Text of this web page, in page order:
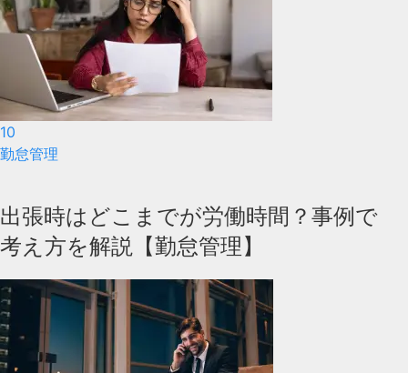
10
勤怠管理
出張時はどこまでが労働時間？事例で
考え方を解説【勤怠管理】